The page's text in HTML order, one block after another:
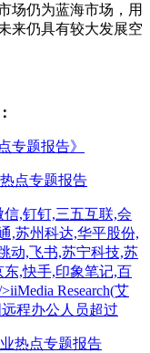
场仍为蓝海市场，用
来仍具有较大发展空
专题报告》
点专题报告
,钉钉,三五互联,会
,苏州科达,华平股份,
动,飞书,苏宁科技,苏
,快手,印象笔记,百
Research(艾
程办公人员超过